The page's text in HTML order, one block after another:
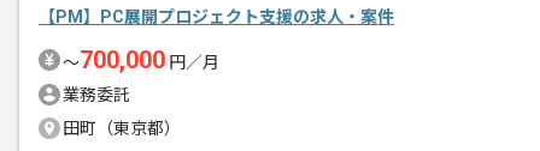
経験豊富なメンバーと成長が出来る環境
【PM】PC展開プロジェクト支援の求人・案件
〜700,000 円／月
業務委託
田町（東京都）